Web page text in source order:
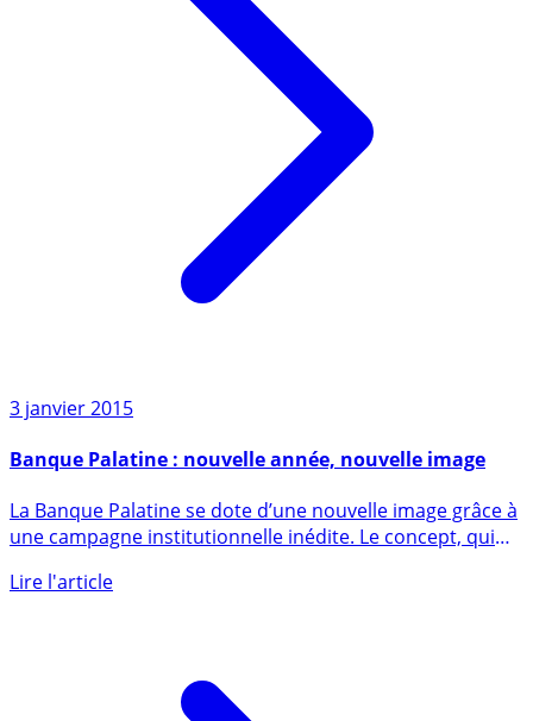
3 janvier 2015
Banque Palatine : nouvelle année, nouvelle image
une campagne institutionnelle inédite. Le concept, qui